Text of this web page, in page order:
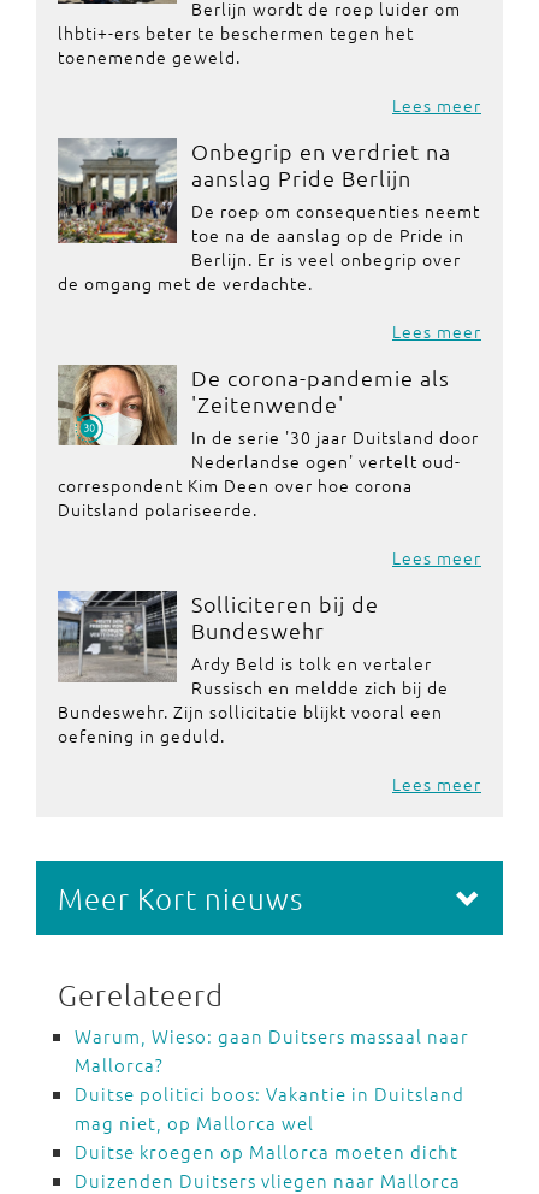
Berlijn wordt de roep luider om
lhbti+-ers beter te beschermen tegen het
toenemende geweld.
Lees meer
Onbegrip en verdriet na
aanslag Pride Berlijn
De roep om consequenties neemt
toe na de aanslag op de Pride in
Berlijn. Er is veel onbegrip over
de omgang met de verdachte.
Lees meer
De corona-pandemie als
'Zeitenwende'
In de serie '30 jaar Duitsland door
Nederlandse ogen' vertelt oud-
correspondent Kim Deen over hoe corona
Duitsland polariseerde.
Lees meer
Solliciteren bij de
Bundeswehr
Ardy Beld is tolk en vertaler
Russisch en meldde zich bij de
Bundeswehr. Zijn sollicitatie blijkt vooral een
oefening in geduld.
Lees meer
Meer Kort nieuws
Gerelateerd
Warum, Wieso: gaan Duitsers massaal naar
Mallorca?
Duitse politici boos: Vakantie in Duitsland
mag niet, op Mallorca wel
Duitse kroegen op Mallorca moeten dicht
Duizenden Duitsers vliegen naar Mallorca